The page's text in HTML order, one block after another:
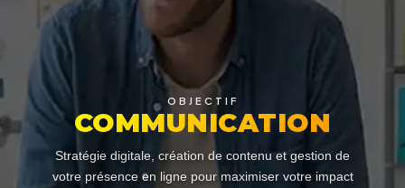
OBJECTIF
COMMUNICATION
Stratégie digitale, création de contenu et gestion de
votre présence en ligne pour maximiser votre impact